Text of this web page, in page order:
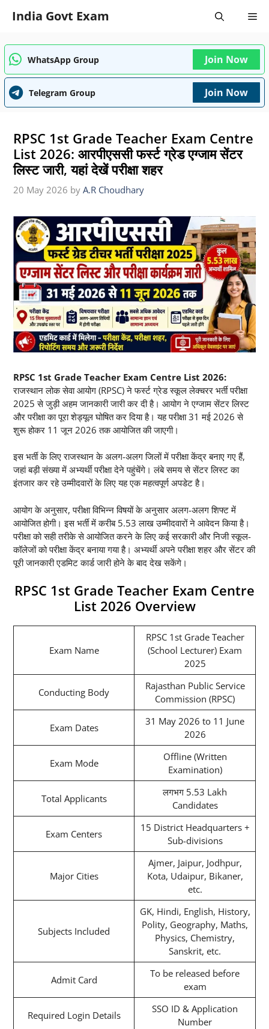
India Govt Exam
WhatsApp Group Join Now
Telegram Group Join Now
RPSC 1st Grade Teacher Exam Centre
List 2026: आरपीएससी फर्स्ट ग्रेड एग्जाम सेंटर
लिस्ट जारी, यहां देखें परीक्षा शहर
20 May 2026 by A.R Choudhary
RPSC 1st Grade Teacher Exam Centre List 2026:
राजस्थान लोक सेवा आयोग (RPSC) ने फर्स्ट ग्रेड स्कूल लेक्चरर भर्ती परीक्षा
2025 से जुड़ी अहम जानकारी जारी कर दी है। आयोग ने एग्जाम सेंटर लिस्ट
और परीक्षा का पूरा शेड्यूल घोषित कर दिया है। यह परीक्षा 31 मई 2026 से
शुरू होकर 11 जून 2026 तक आयोजित की जाएगी।
इस भर्ती के लिए राजस्थान के अलग-अलग जिलों में परीक्षा केंद्र बनाए गए हैं,
जहां बड़ी संख्या में अभ्यर्थी परीक्षा देने पहुंचेंगे। लंबे समय से सेंटर लिस्ट का
इंतजार कर रहे उम्मीदवारों के लिए यह एक महत्वपूर्ण अपडेट है।
आयोग के अनुसार, परीक्षा विभिन्न विषयों के अनुसार अलग-अलग शिफ्ट में
आयोजित होगी। इस भर्ती में करीब 5.53 लाख उम्मीदवारों ने आवेदन किया है।
परीक्षा को सही तरीके से आयोजित करने के लिए कई सरकारी और निजी स्कूल-
कॉलेजों को परीक्षा केंद्र बनाया गया है। अभ्यर्थी अपने परीक्षा शहर और सेंटर की
पूरी जानकारी एडमिट कार्ड जारी होने के बाद देख सकेंगे।
RPSC 1st Grade Teacher Exam Centre
List 2026 Overview
Exam Name
RPSC 1st Grade Teacher
(School Lecturer) Exam
2025
Conducting Body
Rajasthan Public Service
Commission (RPSC)
Exam Dates
31 May 2026 to 11 June
2026
Exam Mode
Offline (Written
Examination)
Total Applicants
लगभग 5.53 Lakh
Candidates
Exam Centers
15 District Headquarters +
Sub-divisions
Major Cities
Ajmer, Jaipur, Jodhpur,
Kota, Udaipur, Bikaner,
etc.
Subjects Included
GK, Hindi, English, History,
Polity, Geography, Maths,
Physics, Chemistry,
Sanskrit, etc.
Admit Card
To be released before
exam
Required Login Details
SSO ID & Application
Number